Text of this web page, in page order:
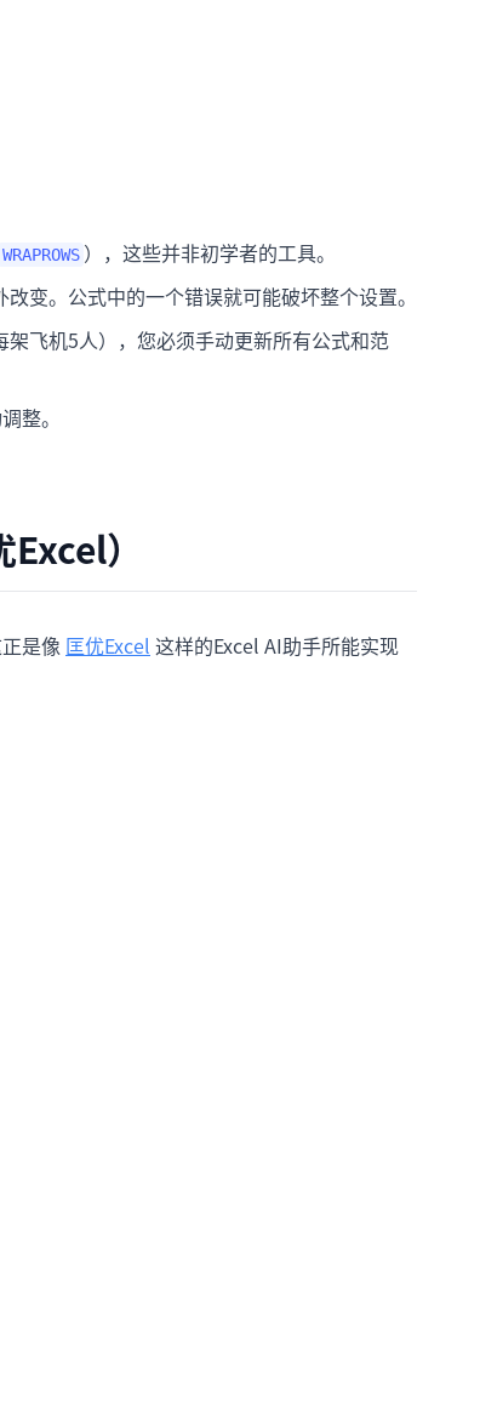
WRAPROWS ），这些并非初学者的工具。
变。公式中的一个错误就可能破坏整个设置。
飞机5人），您必须手动更新所有公式和范
整。
）
是像 匡优Excel 这样的Excel AI助手所能实现